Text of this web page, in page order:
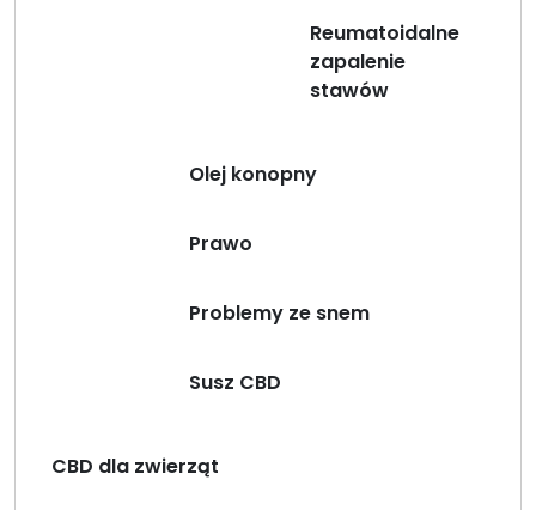
Reumatoidalne
zapalenie
stawów
Olej konopny
Prawo
Problemy ze snem
Susz CBD
CBD dla zwierząt